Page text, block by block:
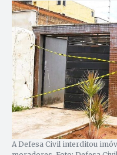
A Defesa Civil interditou